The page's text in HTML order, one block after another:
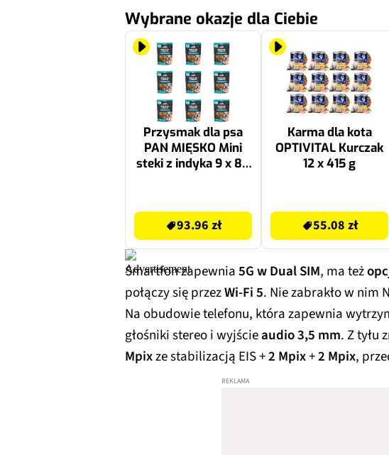
Wybrane okazje dla Ciebie
Przysmak dla psa
PAN MIĘSKO Mini
steki z indyka 9 x 80
93.96 zł
Karma dla kota
OPTIVITAL Kurczak
12 x 415 g
55.08 zł
Smartfon zapewnia5G w Dual SIM, ma też
połączy się przezWi-Fi 5. Nie zabrakło w nim
Na obudowie telefonu, która zapewnia
głośniki stereo i wyjścieaudio 3,5 mm. Z tyłu
Mpixze stabilizacją EIS +2 Mpix+2 Mpix,